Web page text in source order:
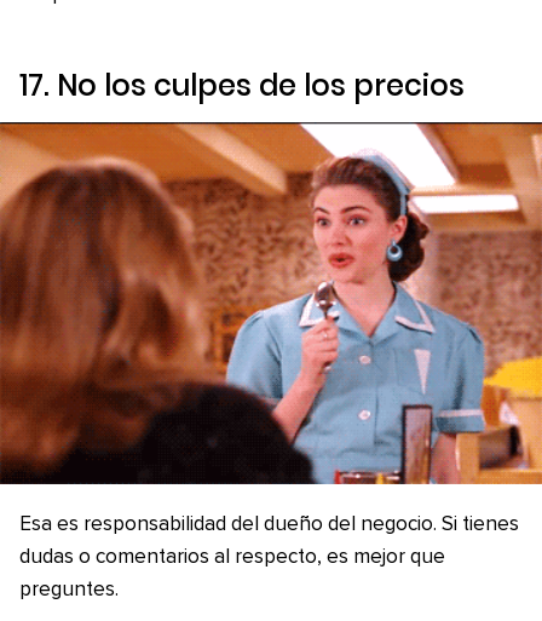
17. No los culpes de los precios
Esa es responsabilidad del dueño del negocio. Si tienes
dudas o comentarios al respecto, es mejor que
preguntes.